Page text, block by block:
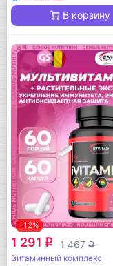
В корзину
-12%
1 291 q 1 467q
Витаминный комплекс